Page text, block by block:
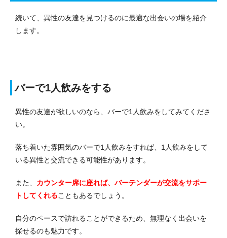
続いて、異性の友達を見つけるのに最適な出会いの場を紹介
します。
バーで1人飲みをする
異性の友達が欲しいのなら、バーで1人飲みをしてみてくださ
い。
落ち着いた雰囲気のバーで1人飲みをすれば、1人飲みをして
いる異性と交流できる可能性があります。
また、 カウンター席に座れば、バーテンダーが交流をサポー
トしてくれることもあるでしょう。
自分のペースで訪れることができるため、無理なく出会いを
探せるのも魅力です。